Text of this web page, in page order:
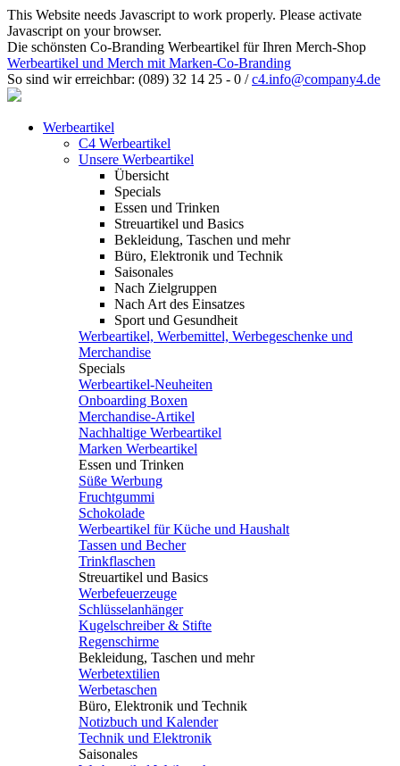
This Website needs Javascript to work properly. Please activate
Javascript on your browser.
Die schönsten Co-Branding Werbeartikel für Ihren Merch-Shop
Werbeartikel und Merch mit Marken-Co-Branding
So sind wir erreichbar: (089) 32 14 25 - 0 /c4.info@company4.de
Werbeartikel
C4 Werbeartikel
Unsere Werbeartikel
Übersicht
Specials
Essen und Trinken
Streuartikel und Basics
Bekleidung, Taschen und mehr
Büro, Elektronik und Technik
Saisonales
Nach Zielgruppen
Nach Art des Einsatzes
Sport und Gesundheit
Werbeartikel, Werbemittel, Werbegeschenke und
Merchandise
Specials
Werbeartikel-Neuheiten
Onboarding Boxen
Merchandise-Artikel
Nachhaltige Werbeartikel
Marken Werbeartikel
Essen und Trinken
Süße Werbung
Fruchtgummi
Schokolade
Werbeartikel für Küche und Haushalt
Tassen und Becher
Trinkflaschen
Streuartikel und Basics
Werbefeuerzeuge
Schlüsselanhänger
Kugelschreiber & Stifte
Regenschirme
Bekleidung, Taschen und mehr
Werbetextilien
Werbetaschen
Büro, Elektronik und Technik
Notizbuch und Kalender
Technik und Elektronik
Saisonales